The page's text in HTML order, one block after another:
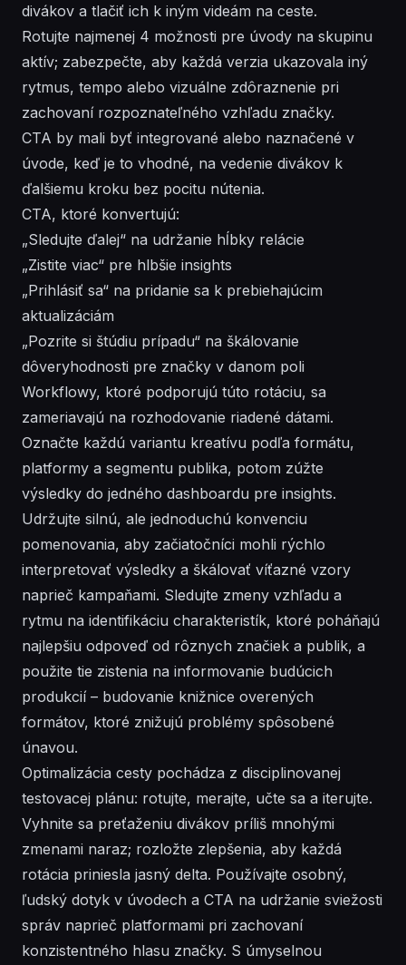
divákov a tlačiť ich k iným videám na ceste.
Rotujte najmenej 4 možnosti pre úvody na skupinu
aktív; zabezpečte, aby každá verzia ukazovala iný
rytmus, tempo alebo vizuálne zdôraznenie pri
zachovaní rozpoznateľného vzhľadu značky.
CTA by mali byť integrované alebo naznačené v
úvode, keď je to vhodné, na vedenie divákov k
ďalšiemu kroku bez pocitu nútenia.
CTA, ktoré konvertujú:
„Sledujte ďalej“ na udržanie hĺbky relácie
„Zistite viac“ pre hlbšie insights
„Prihlásiť sa“ na pridanie sa k prebiehajúcim
aktualizáciám
„Pozrite si štúdiu prípadu“ na škálovanie
dôveryhodnosti pre značky v danom poli
Workflowy, ktoré podporujú túto rotáciu, sa
zameriavajú na rozhodovanie riadené dátami.
Označte každú variantu kreatívu podľa formátu,
platformy a segmentu publika, potom zúžte
výsledky do jedného dashboardu pre insights.
Udržujte silnú, ale jednoduchú konvenciu
pomenovania, aby začiatočníci mohli rýchlo
interpretovať výsledky a škálovať víťazné vzory
naprieč kampaňami. Sledujte zmeny vzhľadu a
rytmu na identifikáciu charakteristík, ktoré poháňajú
najlepšiu odpoveď od rôznych značiek a publik, a
použite tie zistenia na informovanie budúcich
produkcií – budovanie knižnice overených
formátov, ktoré znižujú problémy spôsobené
únavou.
Optimalizácia cesty pochádza z disciplinovanej
testovacej plánu: rotujte, merajte, učte sa a iterujte.
Vyhnite sa preťaženiu divákov príliš mnohými
zmenami naraz; rozložte zlepšenia, aby každá
rotácia priniesla jasný delta. Používajte osobný,
ľudský dotyk v úvodech a CTA na udržanie sviežosti
správ naprieč platformami pri zachovaní
konzistentného hlasu značky. S úmyselnou